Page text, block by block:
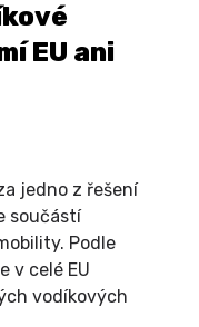
EU ani
jedno z řešení
součástí
Podle
v celé EU
vodíkových